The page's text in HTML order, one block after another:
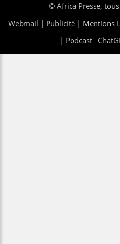
© Africa Presse,
Webmail | Publicité | Mentions
| Podcast|